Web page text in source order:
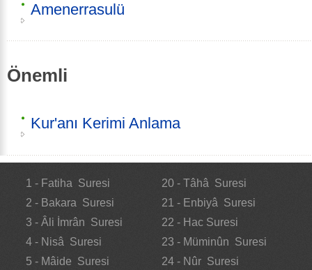
Amenerrasulü
Önemli
Kur'anı Kerimi Anlama
1 - Fatiha Suresi
2 - Bakara Suresi
3 - Âli İmrân Suresi
4 - Nisâ Suresi
5 - Mâide Suresi
20 - Tâhâ Suresi
21 - Enbiyâ Suresi
22 - Hac Suresi
23 - Müminûn Suresi
24 - Nûr Suresi